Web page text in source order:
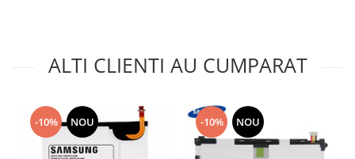
Rama mijloc telefon
Allview
ALTI CLIENTI AU CUMPARAT
-10% NOU -10% NOU